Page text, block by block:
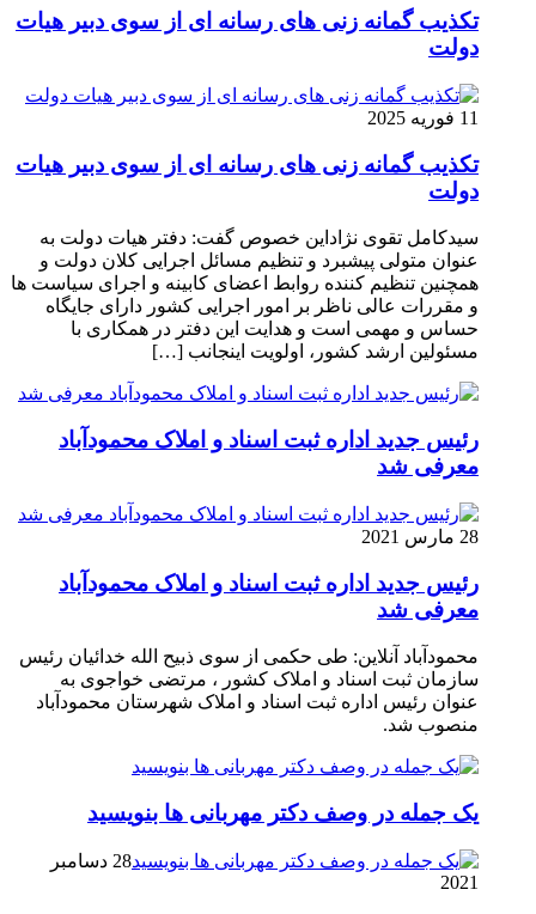
تکذیب گمانه زنی های رسانه ای از سوی دبیر هیات
دولت
11 فوریه 2025
تکذیب گمانه زنی های رسانه ای از سوی دبیر هیات
دولت
سیدکامل تقوی نژاداین خصوص گفت: دفتر هیات دولت به
عنوان متولی پیشبرد و تنظیم مسائل اجرایی کلان دولت و
همچنین تنظیم کننده روابط اعضای کابینه و اجرای سیاست ها
و مقررات عالی ناظر بر امور اجرایی کشور دارای جایگاه
حساس و مهمی است و هدایت این دفتر در همکاری با
مسئولین ارشد کشور، اولویت اینجانب […]
رئیس جدید اداره ثبت اسناد و املاک محمودآباد
معرفی شد
28 مارس 2021
رئیس جدید اداره ثبت اسناد و املاک محمودآباد
معرفی شد
محمودآباد آنلاین: طی حکمی از سوی ذبیح الله خدائیان رئیس
سازمان ثبت اسناد و املاک کشور ، مرتضی خواجوی به
عنوان رئیس اداره ثبت اسناد و املاک شهرستان محمودآباد
منصوب شد.
یک جمله در وصف دکتر مهربانی ها بنویسید
28 دسامبر
2021